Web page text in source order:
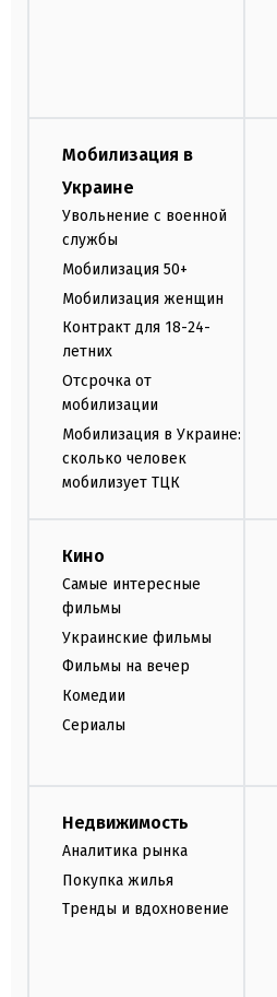
Мобилизация в
Украине
Увольнение с военной
службы
Мобилизация 50+
Мобилизация женщин
Контракт для 18-24-
летних
Отсрочка от
мобилизации
Мобилизация в Украине:
сколько человек
мобилизует ТЦК
Кино
Самые интересные
фильмы
Украинские фильмы
Фильмы на вечер
Комедии
Сериалы
Недвижимость
Аналитика рынка
Покупка жилья
Тренды и вдохновение